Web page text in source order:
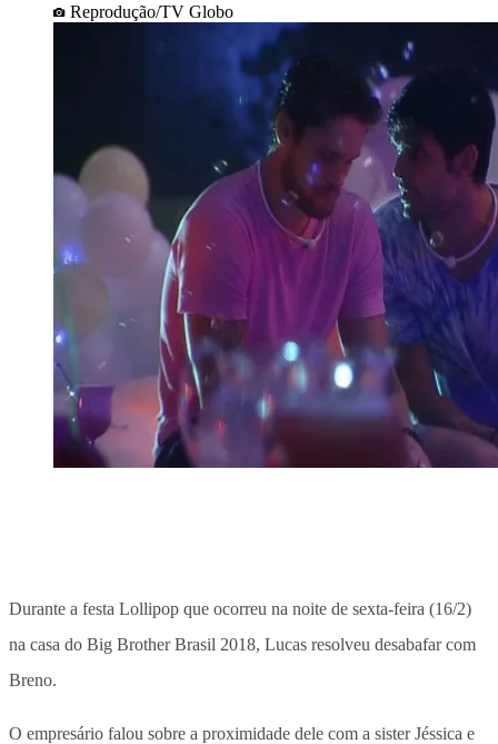
Reprodução/TV Globo
Durante a festa Lollipop que ocorreu na noite de sexta-feira (16/2)
na casa do Big Brother Brasil 2018, Lucas resolveu desabafar com
Breno.
O empresário falou sobre a proximidade dele com a sister Jéssica e